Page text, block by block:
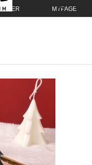
MYPAGE